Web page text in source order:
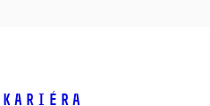
KARIÉRA